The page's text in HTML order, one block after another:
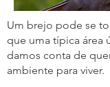
Um brejo pode se
que uma típica área
damos conta de
ambiente para viver.